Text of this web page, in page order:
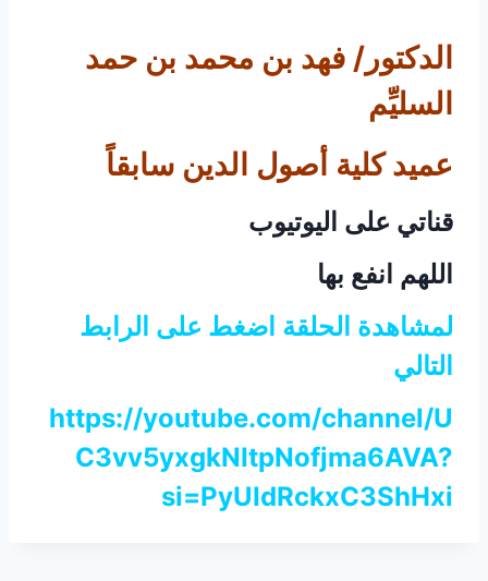
الدكتور/ فهد بن محمد بن حمد
السليِّم
عميد كلية أصول الدين سابقاً
قناتي على اليوتيوب
اللهم انفع بها
لمشاهدة الحلقة اضغط على الرابط
التالي
https://youtube.com/channel/U
C3vv5yxgkNItpNofjma6AVA?
si=PyUIdRckxC3ShHxi